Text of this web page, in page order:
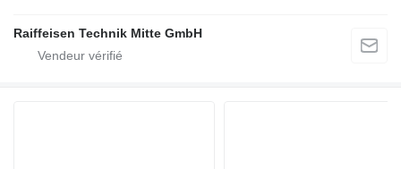
Raiffeisen Technik Mitte GmbH